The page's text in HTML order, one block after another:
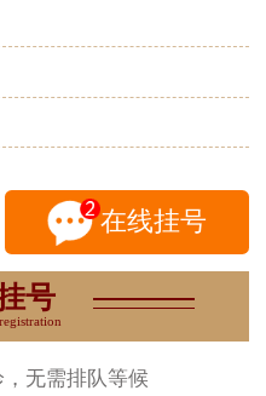
在线挂号
号
无需排队等候